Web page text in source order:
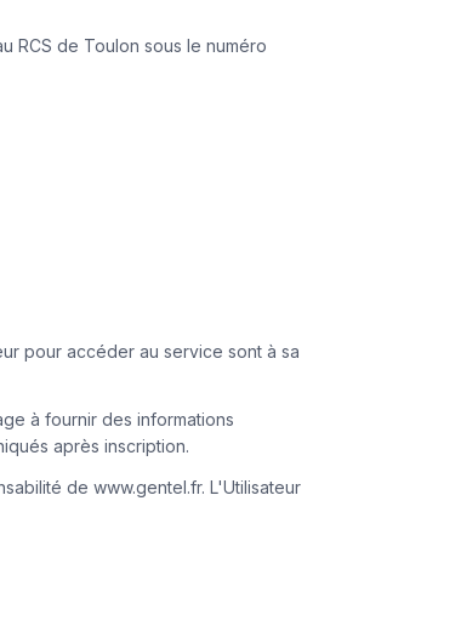
RCS de Toulon sous le numéro
pour accéder au service sont à sa
à fournir des informations
après inscription.
de www.gentel.fr. L'Utilisateur